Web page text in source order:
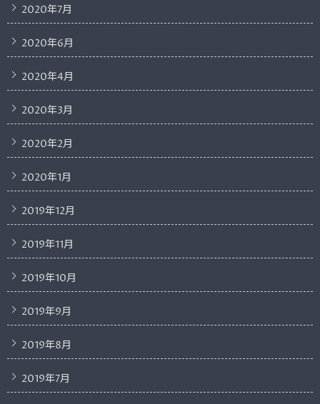
2020年7月
2020年6月
2020年4月
2020年3月
2020年2月
2020年1月
2019年12月
2019年11月
2019年10月
2019年9月
2019年8月
2019年7月